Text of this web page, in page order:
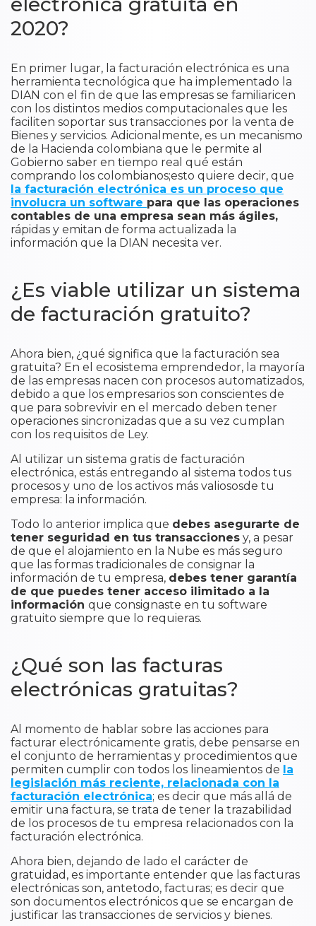
2020?
En primer lugar, la facturación electrónica es una
herramienta tecnológica que ha implementado la
DIAN con el fin de que las empresas se familiaricen
con los distintos medios computacionales que les
faciliten soportar sus transacciones por la venta de
Bienes y servicios. Adicionalmente, es un mecanismo
de la Hacienda colombiana que le permite al
Gobierno saber en tiempo real qué están
comprando los colombianos;esto quiere decir, que
la facturación electrónica es un proceso que
involucra un software para que las operaciones
contables de una empresa sean más ágiles,
rápidas y emitan de forma actualizada la
información que la DIAN necesita ver.
¿Es viable utilizar un sistema
de facturación gratuito?
Ahora bien, ¿qué significa que la facturación sea
gratuita? En el ecosistema emprendedor, la mayoría
de las empresas nacen con procesos automatizados,
debido a que los empresarios son conscientes de
que para sobrevivir en el mercado deben tener
operaciones sincronizadas que a su vez cumplan
con los requisitos de Ley.
Al utilizar un sistema gratis de facturación
electrónica, estás entregando al sistema todos tus
procesos y uno de los activos más valiososde tu
empresa: la información.
Todo lo anterior implica que debes asegurarte de
tener seguridad en tus transacciones y, a pesar
de que el alojamiento en la Nube es más seguro
que las formas tradicionales de consignar la
información de tu empresa, debes tener garantía
de que puedes tener acceso ilimitado a la
información que consignaste en tu software
gratuito siempre que lo requieras.
¿Qué son las facturas
electrónicas gratuitas?
Al momento de hablar sobre las acciones para
facturar electrónicamente gratis, debe pensarse en
el conjunto de herramientas y procedimientos que
permiten cumplir con todos los lineamientos de la
legislación más reciente, relacionada con la
facturación electrónica; es decir que más allá de
emitir una factura, se trata de tener la trazabilidad
de los procesos de tu empresa relacionados con la
facturación electrónica.
Ahora bien, dejando de lado el carácter de
gratuidad, es importante entender que las facturas
electrónicas son, antetodo, facturas; es decir que
son documentos electrónicos que se encargan de
justificar las transacciones de servicios y bienes.